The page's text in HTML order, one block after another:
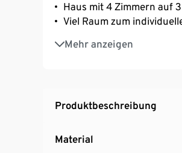
Haus mit 4 Zimmern auf
Viel Raum zum
Mehr anzeigen
Kann auch als Stauraum
Hochwertige Pinolino
Produktbeschreibung
Material